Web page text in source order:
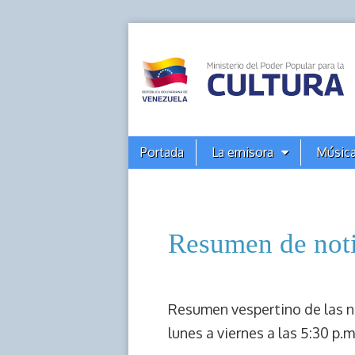
Alba
Ciudad
96.3 FM
(Archivos)
Main
menu
SkipPortada La emisora
Resumen de
Resumen vespertino de las
lunes a viernes a las 5:30